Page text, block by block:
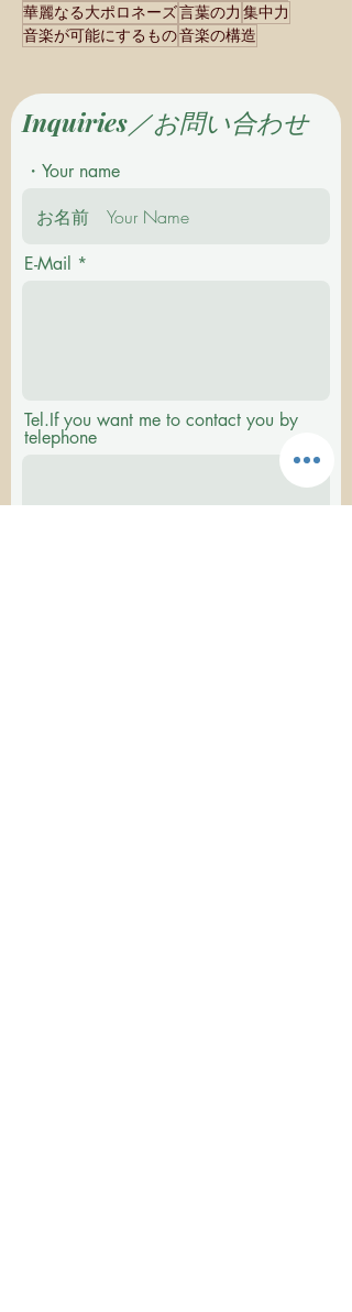
華麗なる大ポロネーズ言葉の力 集中力
音楽が可能にするもの音楽の構造
Inquiries／お問い合わせ
・Your name
E-Mail
Tel.If you want me to contact you by
telephone